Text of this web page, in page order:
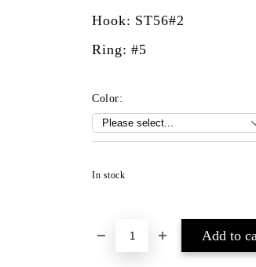
Hook: ST56#2
Ring: #5
Color:
In stock